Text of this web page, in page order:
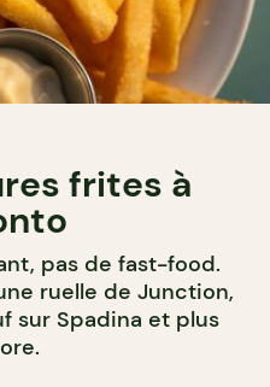
frites à
pas de fast-food.
ruelle de Junction,
sur Spadina et plus